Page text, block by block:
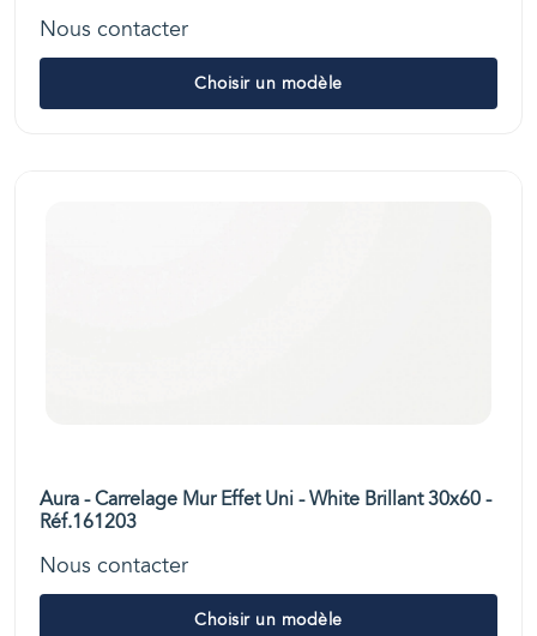
Nous contacter
Choisir un modèle
Aura - Carrelage Mur Effet Uni - White Brillant 30x60 -
Réf.161203
Nous contacter
Choisir un modèle